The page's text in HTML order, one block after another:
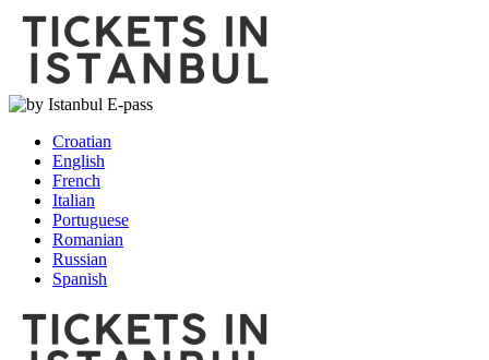
Croatian
English
French
Italian
Portuguese
Romanian
Russian
Spanish